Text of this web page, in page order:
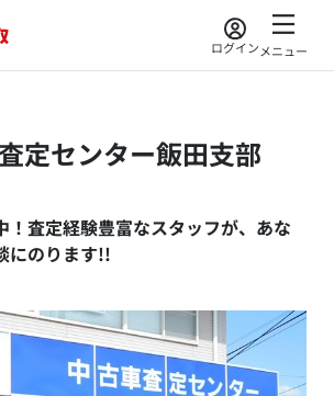
ログインメニュー
定センター飯田支部
！査定経験豊富なスタッフが、あな
にのります!!